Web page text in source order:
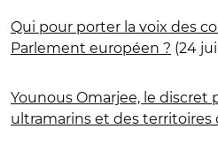
Qui pour porter la voix des
Parlement européen ? (24
Younous Omarjee, le discret
ultramarins et des territoires